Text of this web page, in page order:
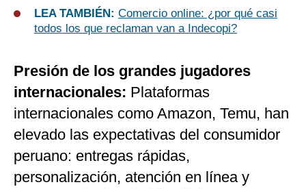
LEA TAMBIÉN: Comercio online: ¿por qué casi
todos los que reclaman van a Indecopi?
Presión de los grandes jugadores
internacionales: Plataformas
internacionales como Amazon, Temu, han
elevado las expectativas del consumidor
peruano: entregas rápidas,
personalización, atención en línea y